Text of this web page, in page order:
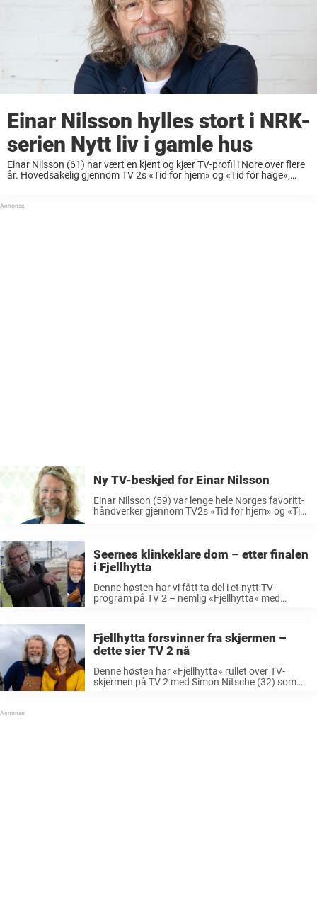
Einar Nilsson hylles stort i NRK-
serien Nytt liv i gamle hus
Einar Nilsson (61) har vært en kjent og kjær TV-profil i Nore over flere
år. Hovedsakelig gjennom TV 2s «Tid for hjem» og «Tid for hage»,
Ny TV-beskjed for Einar Nilsson
Einar Nilsson (59) var lenge hele Norges favoritt-
håndverker gjennom TV2s «Tid for hjem» og «Tid
Seernes klinkeklare dom – etter finalen
i Fjellhytta
Denne høsten har vi fått ta del i et nytt TV-
program på TV 2 – nemlig «Fjellhytta» med
Fjellhytta forsvinner fra skjermen –
dette sier TV 2 nå
Denne høsten har «Fjellhytta» rullet over TV-
skjermen på TV 2 med Simon Nitsche (32) som